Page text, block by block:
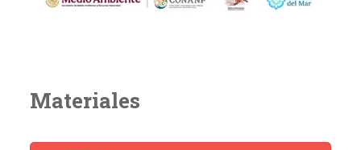
Materiales